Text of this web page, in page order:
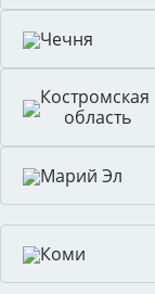
Чечня
Костромская
область
Марий Эл
Коми